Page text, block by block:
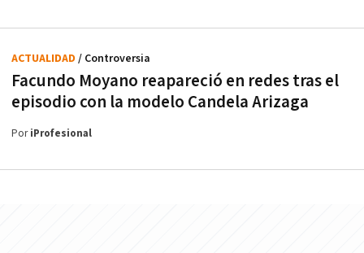
Facundo Moyano reapareció en redes tras el
episodio con la modelo Candela Arizaga
ACTUALIDAD / Controversia
PoriProfesional